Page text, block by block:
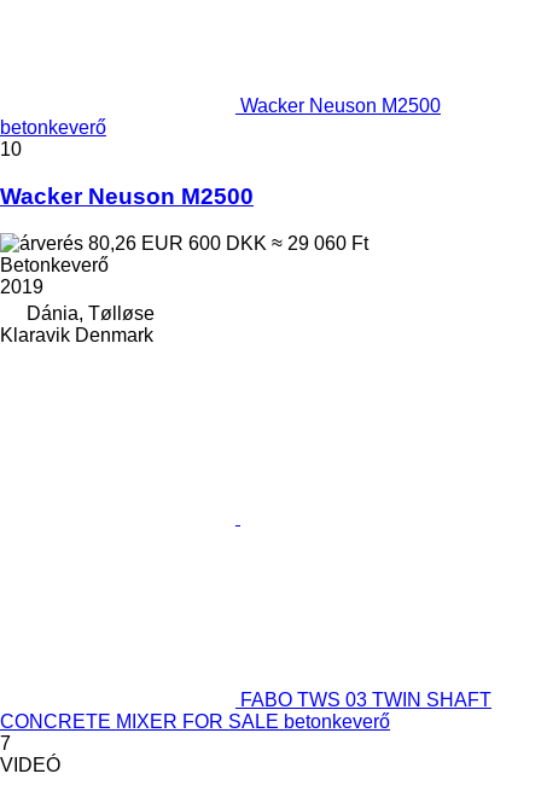
Wacker Neuson M2500
betonkeverő
10
Wacker Neuson M2500
80,26 EUR 600 DKK ≈ 29 060 Ft
Betonkeverő
2019
Dánia, Tølløse
Klaravik Denmark
FABO TWS 03 TWIN SHAFT
CONCRETE MIXER FOR SALE betonkeverő
7
VIDEÓ